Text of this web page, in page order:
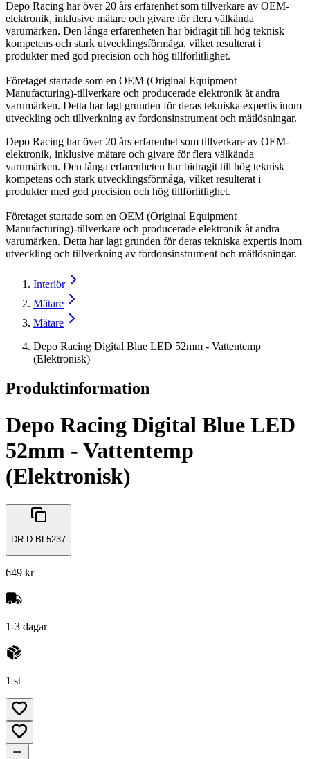
Depo Racing har över 20 års erfarenhet som tillverkare av OEM-
elektronik, inklusive mätare och givare för flera välkända
varumärken. Den långa erfarenheten har bidragit till hög teknisk
kompetens och stark utvecklingsförmåga, vilket resulterat i
produkter med god precision och hög tillförlitlighet.
Företaget startade som en OEM (Original Equipment
Manufacturing)-tillverkare och producerade elektronik åt andra
varumärken. Detta har lagt grunden för deras tekniska expertis inom
utveckling och tillverkning av fordonsinstrument och mätlösningar.
Depo Racing har över 20 års erfarenhet som tillverkare av OEM-
elektronik, inklusive mätare och givare för flera välkända
varumärken. Den långa erfarenheten har bidragit till hög teknisk
kompetens och stark utvecklingsförmåga, vilket resulterat i
produkter med god precision och hög tillförlitlighet.
Företaget startade som en OEM (Original Equipment
Manufacturing)-tillverkare och producerade elektronik åt andra
varumärken. Detta har lagt grunden för deras tekniska expertis inom
utveckling och tillverkning av fordonsinstrument och mätlösningar.
Interiör
Mätare
Mätare
Depo Racing Digital Blue LED 52mm - Vattentemp
(Elektronisk)
Produktinformation
Depo Racing Digital Blue LED
52mm - Vattentemp
(Elektronisk)
DR-D-BL5237
649 kr
1-3 dagar
1 st